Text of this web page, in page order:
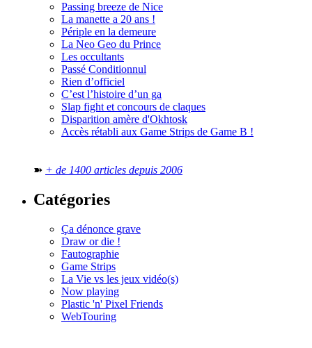
Passing breeze de Nice
La manette a 20 ans !
Périple en la demeure
La Neo Geo du Prince
Les occultants
Passé Conditionnul
Rien d’officiel
C’est l’histoire d’un ga
Slap fight et concours de claques
Disparition amère d'Okhtosk
Accès rétabli aux Game Strips de Game B !
➽ + de 1400 articles depuis 2006
Catégories
Ça dénonce grave
Draw or die !
Fautographie
Game Strips
La Vie vs les jeux vidéo(s)
Now playing
Plastic 'n' Pixel Friends
WebTouring